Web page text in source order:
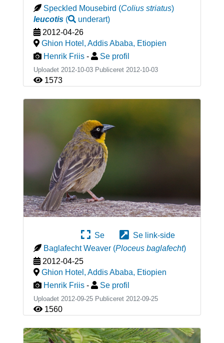
Speckled Mousebird (Colius striatus)
leucotis( underart)
2012-04-26
Ghion Hotel, Addis Ababa, Etiopien
Henrik Friis - Se profil
Uploadet 2012-10-03 Publiceret 2012-10-03
1573
Se
Se link-side
Baglafecht Weaver (Ploceus baglafecht)
2012-04-25
Ghion Hotel, Addis Ababa, Etiopien
Henrik Friis - Se profil
Uploadet 2012-09-25 Publiceret 2012-09-25
1560